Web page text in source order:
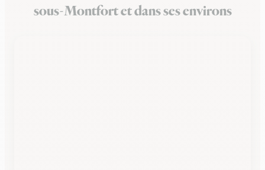
sous-Montfort et dans ses environs